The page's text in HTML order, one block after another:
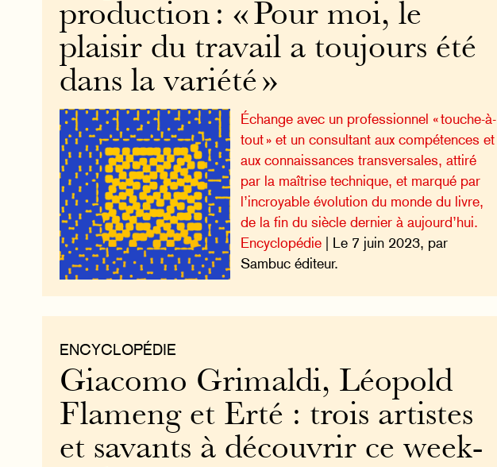
production : « Pour moi, le
plaisir du travail a toujours été
dans la variété »
Échange avec un professionnel « touche-à-
tout » et un consultant aux compétences et
aux connaissances transversales, attiré
par la maîtrise technique, et marqué par
l’incroyable évolution du monde du livre,
de la fin du siècle dernier à aujourd’hui.
Encyclopédie | Le 7 juin 2023, par
Sambuc éditeur.
ENCYCLOPÉDIE
Giacomo Grimaldi, Léopold
Flameng et Erté : trois artistes
et savants à découvrir ce week-